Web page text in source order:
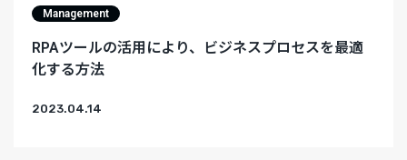
Management
RPAツールの活用により、ビジネスプロセスを最適
化する方法
2023.04.14